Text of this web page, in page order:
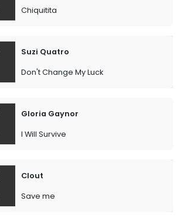
Chiquitita
Suzi Quatro
Don't Change My Luck
Gloria Gaynor
I Will Survive
Clout
Save me